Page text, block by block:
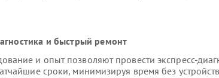
и быстрый ремонт
и опыт позволяют провести экспресс-
сроки, минимизируя время без